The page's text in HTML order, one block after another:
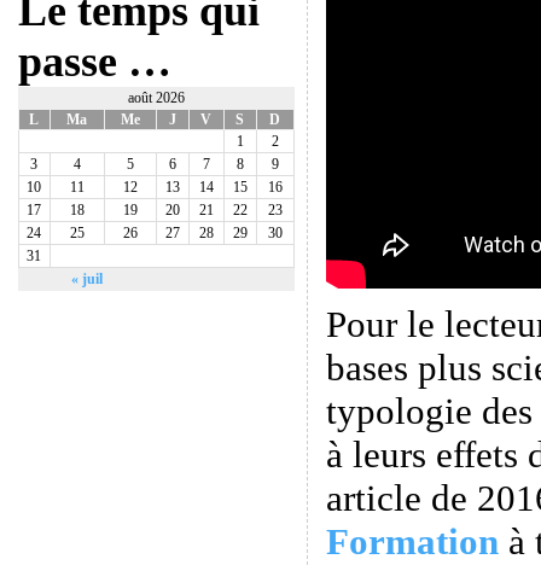
Le temps qui
passe …
août 2026
L
Ma Me J V S D
« juil
1
2
3
4 5 6 7 8
9
10
11 12 13 14 15
16
17
18 19 20 21 22
23
24
25 26 27 28 29
30
31
Pour le
bases plus
typologie des
à leurs effets
article de
Formationà